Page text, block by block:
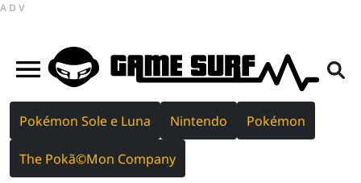
ADV
Pokémon Sole e Luna Nintendo Pokémon
The Pokã©Mon Company